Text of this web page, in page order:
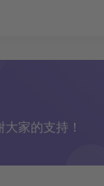
家的支持！